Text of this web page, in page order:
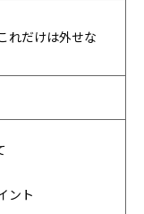
れだけは外せな
ント